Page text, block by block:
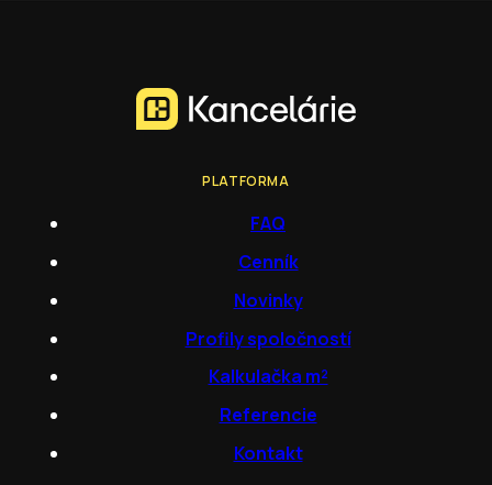
PLATFORMA
FAQ
Cenník
Novinky
Profily spoločností
Kalkulačka m²
Referencie
Kontakt